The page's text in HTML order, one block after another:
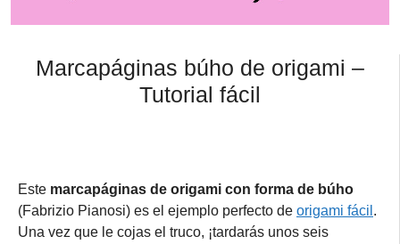
Marcapáginas búho de origami –
Tutorial fácil
Este marcapáginas de origami con forma de búho
(Fabrizio Pianosi) es el ejemplo perfecto de origami fácil .
Una vez que le cojas el truco, ¡tardarás unos seis